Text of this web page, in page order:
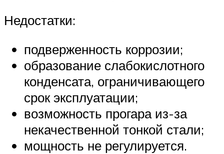
Недостатки:
подверженность коррозии;
образование слабокислотного
конденсата, ограничивающего
срок эксплуатации;
возможность прогара из-за
некачественной тонкой стали;
мощность не регулируется.